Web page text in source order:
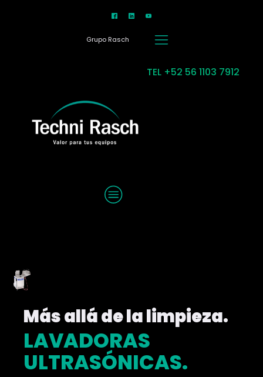
Grupo Rasch
TEL +52 56 1103 7912
Más allá de la limpieza.
LAVADORAS
ULTRASÓNICAS.